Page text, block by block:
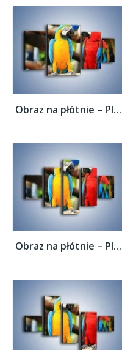
Obraz na płótnie – Ploty papuzie –...
Obraz na płótnie – Ploty papuzie –...